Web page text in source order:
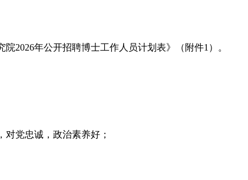
2026年公开招聘博士工作人员计划表》（附件1）。
党忠诚，政治素养好；